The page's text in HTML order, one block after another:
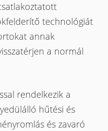
technológiát
annak
a normál
rendelkezik a
hűtési és
és zavaró